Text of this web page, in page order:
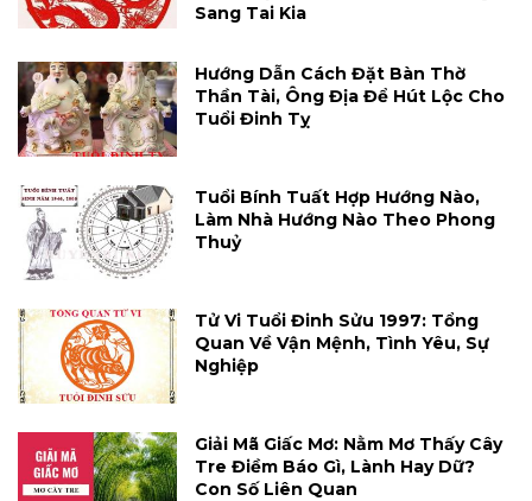
Sang Tai Kia
Hướng Dẫn Cách Đặt Bàn Thờ
Thần Tài, Ông Địa Để Hút Lộc Cho
Tuổi Đinh Tỵ
Tuổi Bính Tuất Hợp Hướng Nào,
Làm Nhà Hướng Nào Theo Phong
Thuỷ
Tử Vi Tuổi Đinh Sửu 1997: Tổng
Quan Về Vận Mệnh, Tình Yêu, Sự
Nghiệp
Giải Mã Giấc Mơ: Nằm Mơ Thấy Cây
Tre Điềm Báo Gì, Lành Hay Dữ?
Con Số Liên Quan